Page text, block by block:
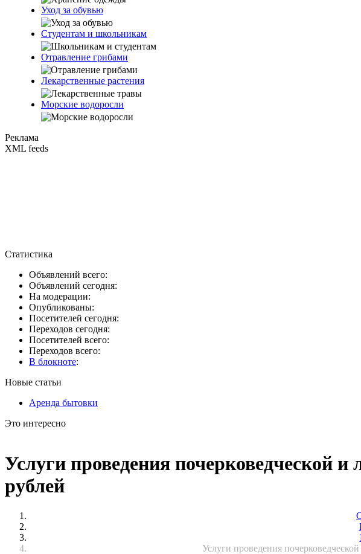
Уход за обувью
Студентам и школьникам
Отравление грибами
Лекарственные растения
Морские водоросли
Реклама
XML feeds
Статистика
Объявлений всего:
Объявлений сегодня:
На модерации:
Опубликованы:
Посетителей сегодня:
Переходов сегодня:
Посетителей всего:
Переходов всего:
В блокноте:
Новые статьи
Аренда бытовки
Это интересно
Услуги проведения почерковедческой
рублей
Услуги проведения